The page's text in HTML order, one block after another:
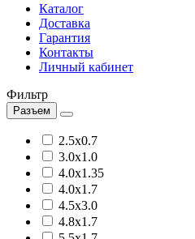
Каталог
Доставка
Гарантия
Контакты
Личный кабинет
Фильтр
Разъем
2.5x0.7
3.0x1.0
4.0x1.35
4.0x1.7
4.5x3.0
4.8x1.7